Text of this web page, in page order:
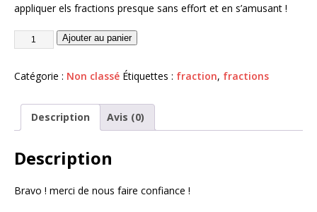
appliquer els fractions presque sans effort et en s’amusant !
Ajouter au panier
e
n
a
e
Catégorie : Non classé Étiquettes : fraction, fractions
Description Avis (0)
Description
Bravo ! merci de nous faire confiance !